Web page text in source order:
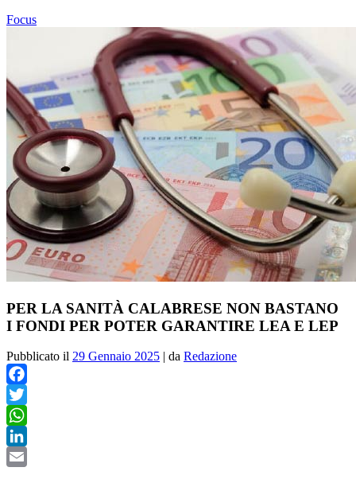
Focus
PER LA SANITÀ CALABRESE NON BASTANO
I FONDI PER POTER GARANTIRE LEA E LEP
Pubblicato il 29 Gennaio 2025 | da Redazione
Facebook
Twitter
WhatsApp
LinkedIn